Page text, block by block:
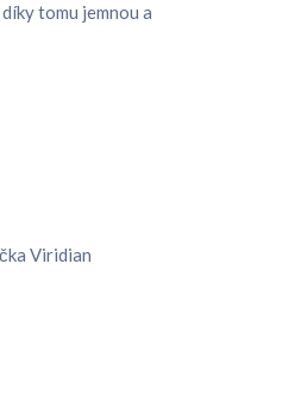
tomu jemnou a
Viridian